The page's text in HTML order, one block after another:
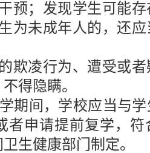
预；发现学生可能
为未成年人的，还
欺凌行为、遭受或
得隐瞒。
期间，学校应当与
者申请提前复学，符
生健康部门制定。